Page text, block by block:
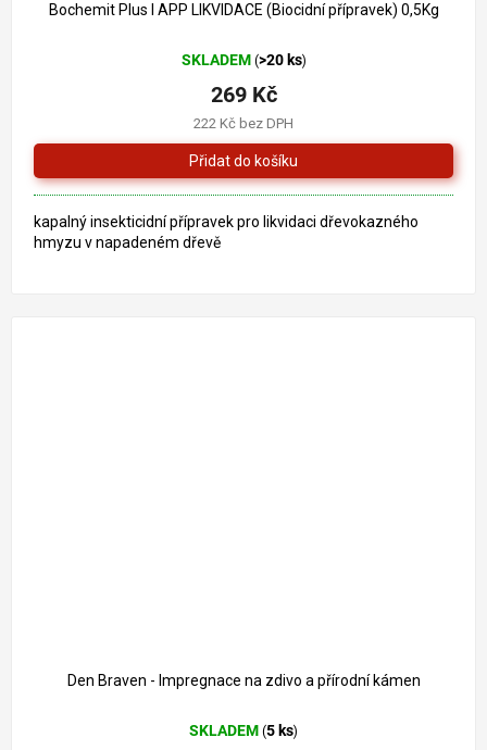
Bochemit Plus I APP LIKVIDACE (Biocidní přípravek) 0,5Kg
SKLADEM (>20 ks)
222 Kč bez DPH
269 Kč
kapalný insekticidní přípravek pro likvidaci dřevokazného
hmyzu v napadeném dřevě
Den Braven - Impregnace na zdivo a přírodní kámen
SKLADEM (5 ks)